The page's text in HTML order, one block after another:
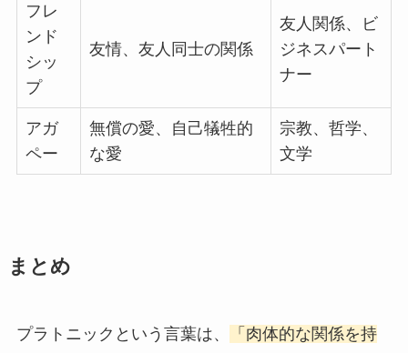
フレ
ンド
シッ
プ
友情、友人同士の関係
友人関係、ビ
ジネスパート
ナー
アガ
ペー
無償の愛、自己犠牲的
な愛
宗教、哲学、
文学
まとめ
プラトニックという言葉は、
「肉体的な関係を持